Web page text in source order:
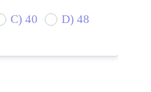
C) 40 D) 48